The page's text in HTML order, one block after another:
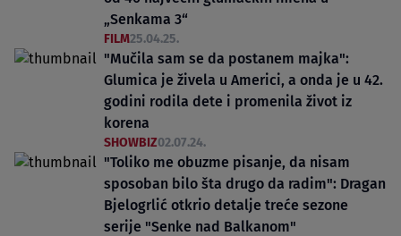
„Senkama 3“
FILM25.04.25.
"Mučila sam se da postanem majka":
Glumica je živela u Americi, a onda je u 42.
godini rodila dete i promenila život iz
korena
SHOWBIZ02.07.24.
"Toliko me obuzme pisanje, da nisam
sposoban bilo šta drugo da radim": Dragan
Bjelogrlić otkrio detalje treće sezone
serije "Senke nad Balkanom"